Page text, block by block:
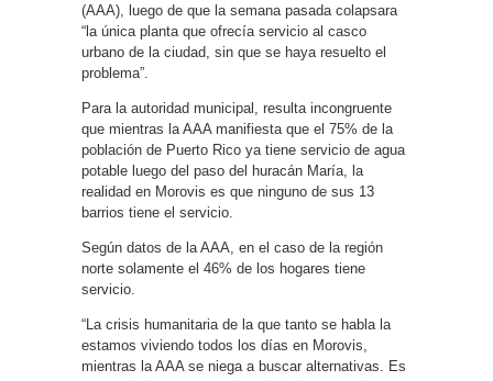
(AAA), luego de que la semana pasada colapsara
“la única planta que ofrecía servicio al casco
urbano de la ciudad, sin que se haya resuelto el
problema”.
Para la autoridad municipal, resulta incongruente
que mientras la AAA manifiesta que el 75% de la
población de Puerto Rico ya tiene servicio de agua
potable luego del paso del huracán María, la
realidad en Morovis es que ninguno de sus 13
barrios tiene el servicio.
Según datos de la AAA, en el caso de la región
norte solamente el 46% de los hogares tiene
servicio.
“La crisis humanitaria de la que tanto se habla la
estamos viviendo todos los días en Morovis,
mientras la AAA se niega a buscar alternativas. Es